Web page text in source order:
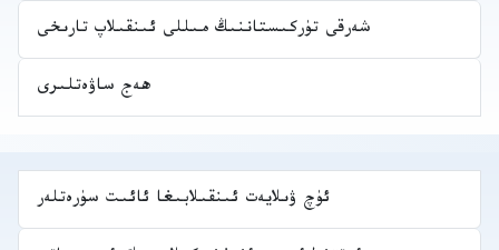
شەرقى تۈركىستاننىڭ مىللى ئىنقىلاپ تارىخى
ھەج ساۋەتلىرى
ئۈچ ۋىلايەت ئىنقىلابىغا ئائىت سۈرەتلەر